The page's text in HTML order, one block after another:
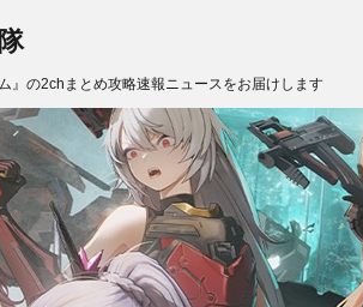
』の2chまとめ攻略速報ニュースをお届けします